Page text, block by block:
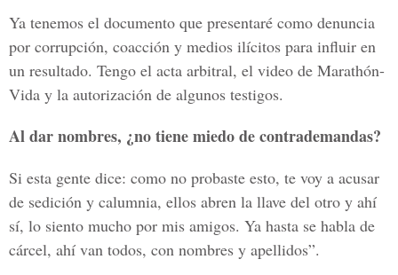
Ya tenemos el documento que presentaré como denuncia
por corrupción, coacción y medios ilícitos para influir en
un resultado. Tengo el acta arbitral, el video de Marathón-
Vida y la autorización de algunos testigos.
Al dar nombres, ¿no tiene miedo de contrademandas?
Si esta gente dice: como no probaste esto, te voy a acusar
de sedición y calumnia, ellos abren la llave del otro y ahí
sí, lo siento mucho por mis amigos. Ya hasta se habla de
cárcel, ahí van todos, con nombres y apellidos”.